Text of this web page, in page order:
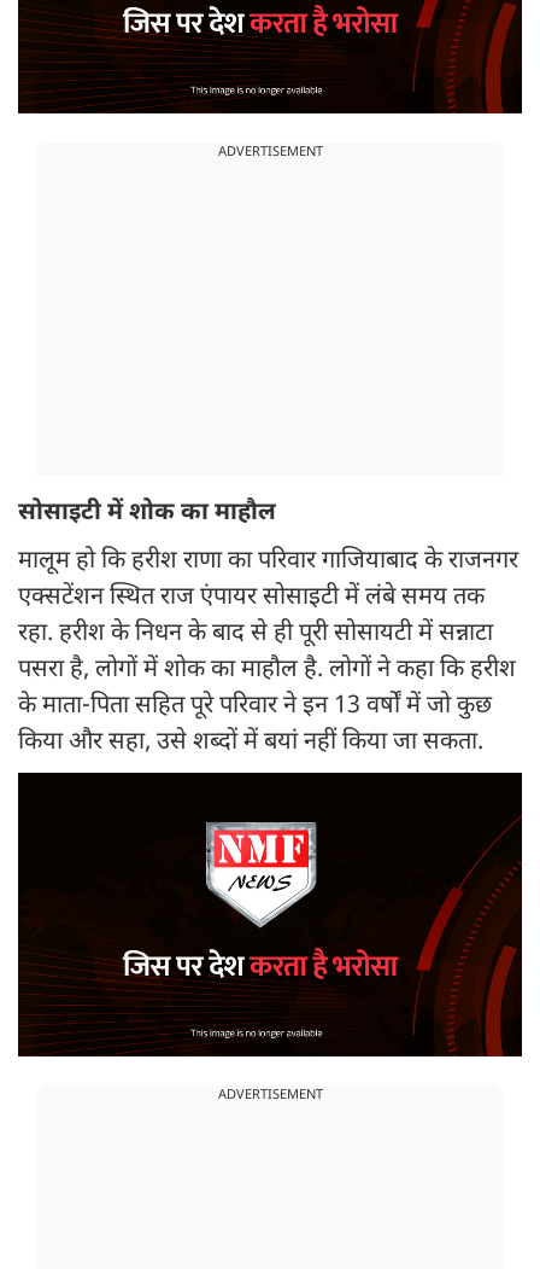
ADVERTISEMENT
सोसाइटी में शोक का माहौल
मालूम हो कि हरीश राणा का परिवार गाजियाबाद के राजनगर
एक्सटेंशन स्थित राज एंपायर सोसाइटी में लंबे समय तक
रहा. हरीश के निधन के बाद से ही पूरी सोसायटी में सन्नाटा
पसरा है, लोगों में शोक का माहौल है. लोगों ने कहा कि हरीश
के माता-पिता सहित पूरे परिवार ने इन 13 वर्षों में जो कुछ
किया और सहा, उसे शब्दों में बयां नहीं किया जा सकता.
ADVERTISEMENT